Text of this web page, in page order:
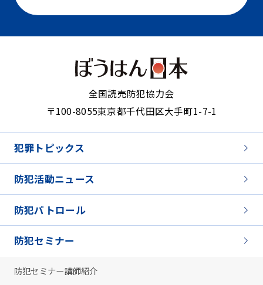
全国読売防犯協力会
〒100-8055東京都千代田区大手町1-7-1
犯罪トピックス
防犯活動ニュース
防犯パトロール
防犯セミナー
防犯セミナー講師紹介